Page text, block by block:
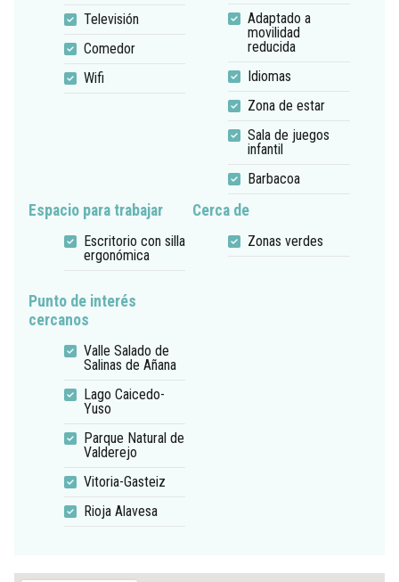
Televisión
Comedor
Wifi
Adaptado a
movilidad
reducida
Idiomas
Zona de estar
Sala de juegos
infantil
Barbacoa
Espacio para trabajar
Escritorio con silla
ergonómica
Cerca de
Zonas verdes
Punto de interés
cercanos
Valle Salado de
Salinas de Añana
Lago Caicedo-
Yuso
Parque Natural de
Valderejo
Vitoria-Gasteiz
Rioja Alavesa